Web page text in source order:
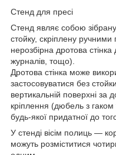
Стенд для пресі
Стенд являє собою
стойку, скріплену
нерозбірна дротова стінка
журналів, тощо).
Дротова стінка може
застосовуватися без
вертикальній поверхні за
кріплення (дюбель з
будь-якої придатної до того
У стенді вісім полиць —
можуть розміститися